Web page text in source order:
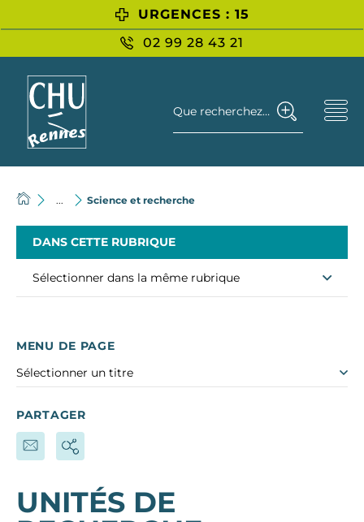
URGENCES : 15
02 99 28 43 21
Que recherchez-vous ?
... Science et recherche
DANS CETTE RUBRIQUE
Sélectionner dans la même rubrique
MENU DE PAGE
Sélectionner un titre
PARTAGER
UNITÉS DE